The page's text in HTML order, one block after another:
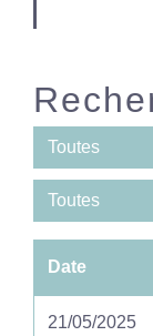
Toutes
Toutes
Date
21/05/2025